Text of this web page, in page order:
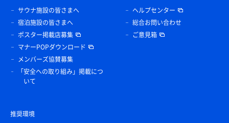
サウナ施設の皆さまへ
宿泊施設の皆さまへ
ポスター掲載店募集
マナーPOPダウンロード
メンバーズ協賛募集
「安全への取り組み」掲載につ
いて
ヘルプセンター
総合お問い合わせ
ご意見箱
推奨環境